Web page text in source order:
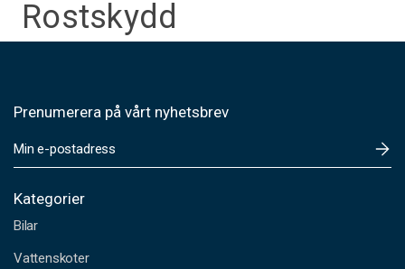
Rostskydd
Prenumerera på vårt nyhetsbrev
-
o
t
a
Kategorier
Bilar
Vattenskoter